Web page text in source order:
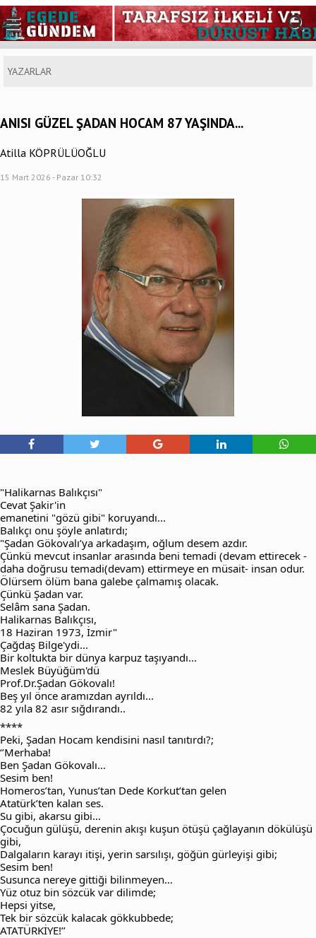
YAZARLAR
ANISI GÜZEL ŞADAN HOCAM 87 YAŞINDA...
Atilla KÖPRÜLÜOĞLU
15 Mart 2026 - Pazar 10:32
"Halikarnas Balıkçısı"
Cevat Şakir'in
emanetini "gözü gibi" koruyandı...
Balıkçı onu şöyle anlatırdı;
"Şadan Gökovalı’ya arkadaşım, oğlum desem azdır.
Çünkü mevcut insanlar arasında beni temadi (devam ettirecek -
daha doğrusu temadi(devam) ettirmeye en müsait- insan odur.
Ölürsem ölüm bana galebe çalmamış olacak.
Çünkü Şadan var.
Selâm sana Şadan.
Halikarnas Balıkçısı,
18 Haziran 1973, İzmir"
Çağdaş Bilge'ydi...
Bir koltukta bir dünya karpuz taşıyandı...
Meslek Büyüğüm'dü
Prof.Dr.Şadan Gökovalı!
Beş yıl önce aramızdan ayrıldı...
82 yıla 82 asır sığdırandı..
****
Peki, Şadan Hocam kendisini nasıl tanıtırdı?;
‘’Merhaba!
Ben Şadan Gökovalı…
Sesim ben!
Homeros’tan, Yunus’tan Dede Korkut’tan gelen
Atatürk’ten kalan ses.
Su gibi, akarsu gibi…
Çocuğun gülüşü, derenin akışı kuşun ötüşü çağlayanın dökülüşü
gibi,
Dalgaların karayı itişi, yerin sarsılışı, göğün gürleyişi gibi;
Sesim ben!
Susunca nereye gittiği bilinmeyen…
Yüz otuz bin sözcük var dilimde;
Hepsi yitse,
Tek bir sözcük kalacak gökkubbede;
ATATÜRKİYE!’’